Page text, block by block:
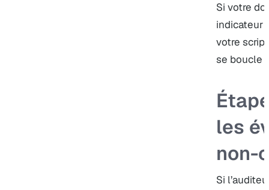
Si votre
indicateur
votre
se boucle
les
non-
Si